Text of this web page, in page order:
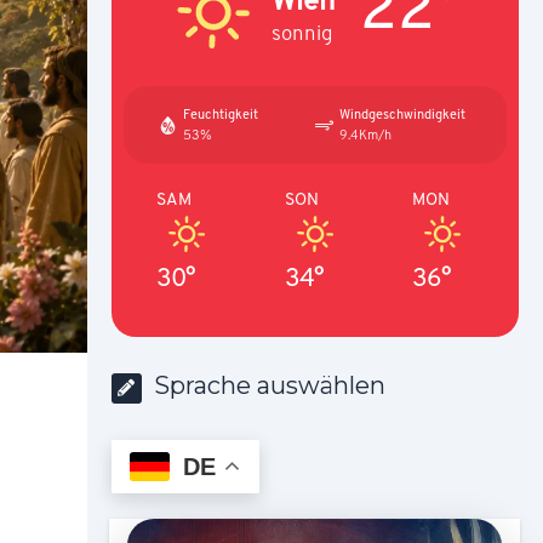
sonnig
Feuchtigkeit
53%
Windgeschwindigkeit
9.4Km/h
SAM
30°
SON
34°
MON
36°
Sprache auswählen
DE